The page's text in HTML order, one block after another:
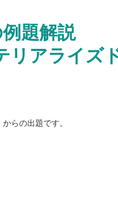
題解説
リアライズ
らの出題です。